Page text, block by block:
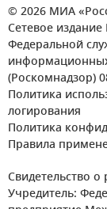
© 2026 МИА
Сетевое
Федеральной
(Роскомнадзор)
Политика
логирования
Политика
Правила
Свидетельство
Учредитель: